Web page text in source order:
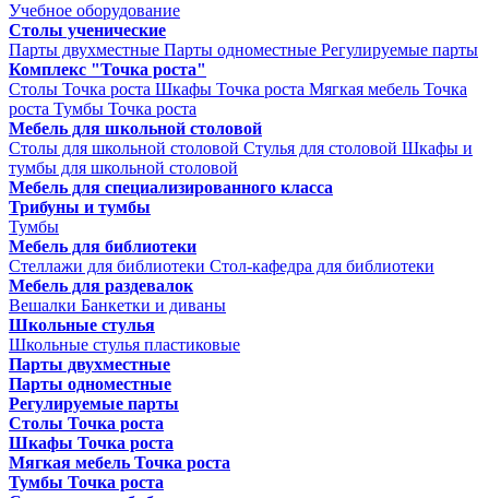
Учебное оборудование
Столы ученические
Парты двухместные Парты одноместные Регулируемые парты
Комплекс "Точка роста"
Столы Точка роста Шкафы Точка роста Мягкая мебель Точка
роста Тумбы Точка роста
Мебель для школьной столовой
Столы для школьной столовой Стулья для столовой Шкафы и
тумбы для школьной столовой
Мебель для специализированного класса
Трибуны и тумбы
Тумбы
Мебель для библиотеки
Стеллажи для библиотеки Стол-кафедра для библиотеки
Мебель для раздевалок
Вешалки Банкетки и диваны
Школьные стулья
Школьные стулья пластиковые
Парты двухместные
Парты одноместные
Регулируемые парты
Столы Точка роста
Шкафы Точка роста
Мягкая мебель Точка роста
Тумбы Точка роста